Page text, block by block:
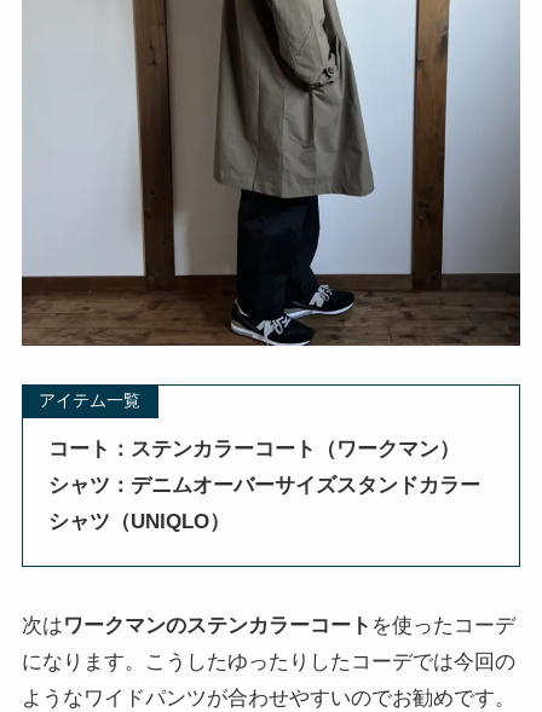
アイテム一覧
コート：ステンカラーコート（ワークマン）
シャツ：デニムオーバーサイズスタンドカラー
シャツ（UNIQLO）
次はワークマンのステンカラーコート を使ったコーデ
になります。こうしたゆったりしたコーデでは今回の
ようなワイドパンツが合わせやすいのでお勧めです。